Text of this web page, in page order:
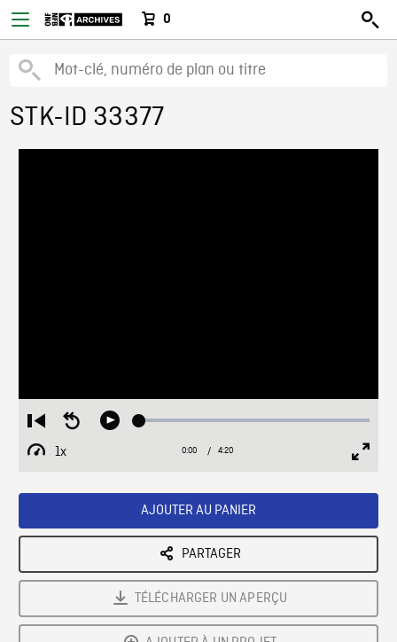
0
STK-ID 33377
Restart
from
beginning
Seek
Play Loaded:
1x
Playback
Current
0:00 / Duration
4:20
AJOUTER AU PANIER
PARTAGER
TÉLÉCHARGER UN APERÇU